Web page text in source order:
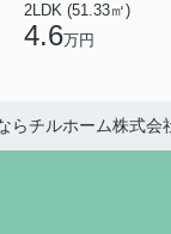
2LDK (51.33㎡)
4.6万円
らチルホーム株式会